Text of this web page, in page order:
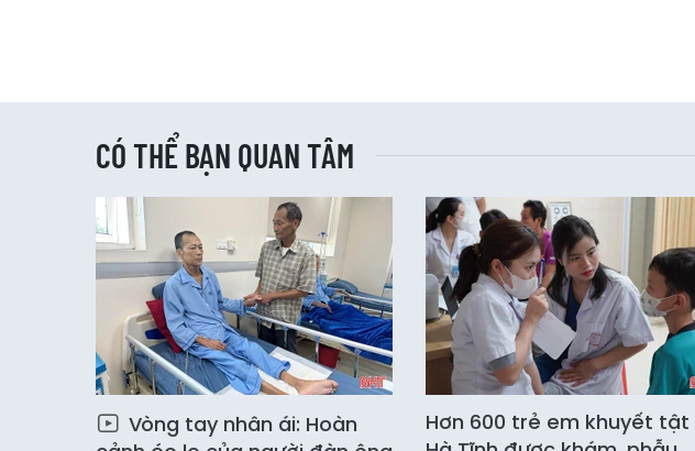
CÓ THỂ BẠN QUAN TÂM
Vòng tay nhân ái: Hoàn
Hơn 600 trẻ em khuyết tật